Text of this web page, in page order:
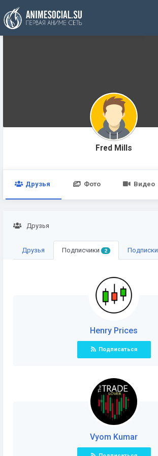
Funding
Fred Mills
Друзья Фото Видео
Друзья
Друзья Подписчики 2 Подписки
Henry Prices
Подписаться
Vyom Kumar